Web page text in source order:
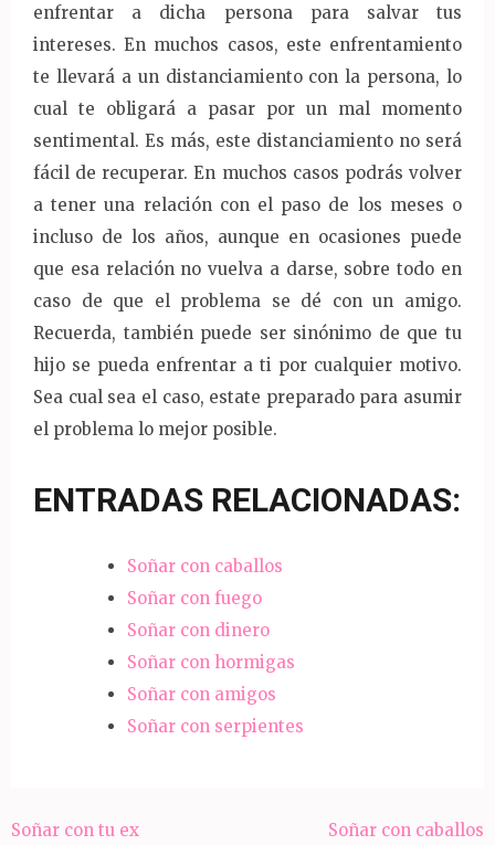
enfrentar a dicha persona para salvar tus
intereses. En muchos casos, este enfrentamiento
te llevará a un distanciamiento con la persona, lo
cual te obligará a pasar por un mal momento
sentimental. Es más, este distanciamiento no será
fácil de recuperar. En muchos casos podrás volver
a tener una relación con el paso de los meses o
incluso de los años, aunque en ocasiones puede
que esa relación no vuelva a darse, sobre todo en
caso de que el problema se dé con un amigo.
Recuerda, también puede ser sinónimo de que tu
hijo se pueda enfrentar a ti por cualquier motivo.
Sea cual sea el caso, estate preparado para asumir
el problema lo mejor posible.
ENTRADAS RELACIONADAS:
Soñar con caballos
Soñar con fuego
Soñar con dinero
Soñar con hormigas
Soñar con amigos
Soñar con serpientes
Navegación
Soñar con tu ex Soñar con caballos